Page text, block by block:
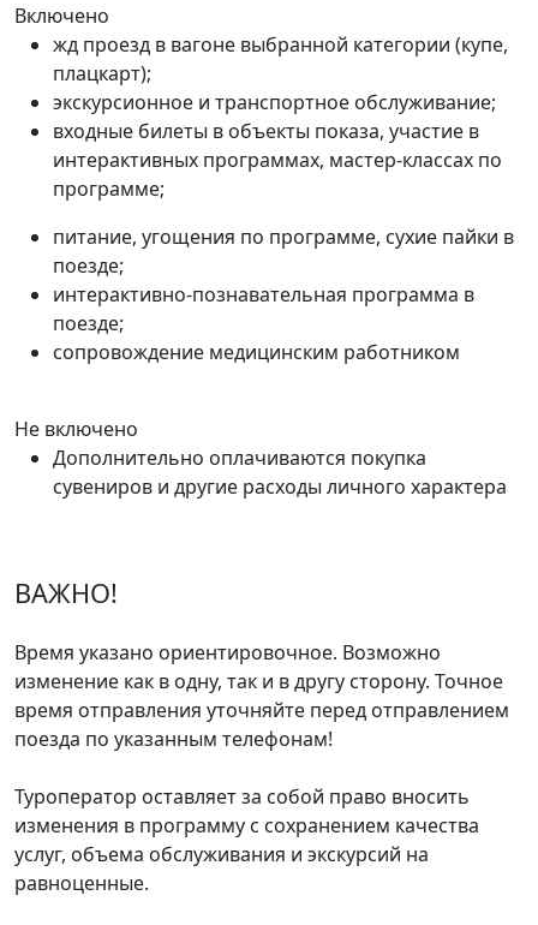
Включено
жд проезд в вагоне выбранной категории (купе,
плацкарт);
экскурсионное и транспортное обслуживание;
входные билеты в объекты показа, участие в
интерактивных программах, мастер-классах по
программе;
питание, угощения по программе, сухие пайки в
поезде;
интерактивно-познавательная программа в
поезде;
сопровождение медицинским работником
Не включено
Дополнительно оплачиваются покупка
сувениров и другие расходы личного характера
ВАЖНО!
Время указано ориентировочное. Возможно
изменение как в одну, так и в другу сторону. Точное
время отправления уточняйте перед отправлением
поезда по указанным телефонам!
Туроператор оставляет за собой право вносить
изменения в программу с сохранением качества
услуг, объема обслуживания и экскурсий на
равноценные.